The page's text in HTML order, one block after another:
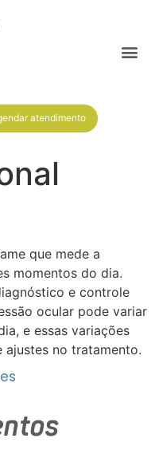
atendimento
que mede a
momentos do dia.
e controle
ocular pode variar
e essas variações
ajustes no tratamento.